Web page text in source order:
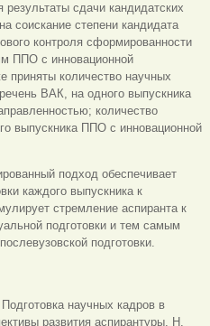
сдачи кандидатских
соискание степени кандидата
контроля сформированности
ППО с инновационной
приняты количество научных
ВАК, на одного выпускника
количество
выпускника ППО с инновационной
подход обеспечивает
каждого выпускника к
стремление аспиранта к
подготовки и тем самым
подготовки.
научных кадров в
развития аспирантуры. Н.